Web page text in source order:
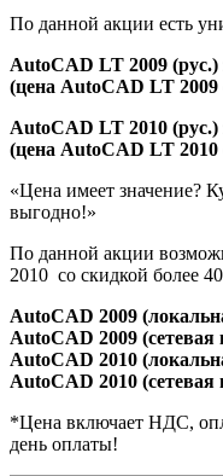
По данной акции есть
AutoCAD LT 2009 (рус.)
(цена AutoCAD LT
AutoCAD LT 2010 (рус.)
(цена AutoCAD LT
«Цена имеет значение?
выгодно!»
По данной акции
2010 со скидкой более
AutoCAD 2009
AutoCAD 2009 (сетевая
AutoCAD 2010
AutoCAD 2010 (сетевая
*Цена включает НДС,
день оплаты!